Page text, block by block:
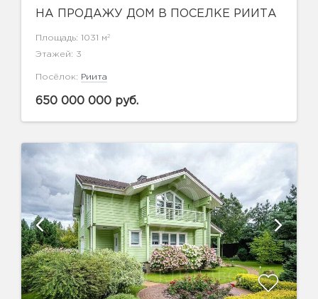
НА ПРОДАЖУ ДОМ В ПОСЕЛКЕ РИИТА
Площадь: 1031 м 2
Этажей: 3
Посёлок: Риита
650 000 000 руб.